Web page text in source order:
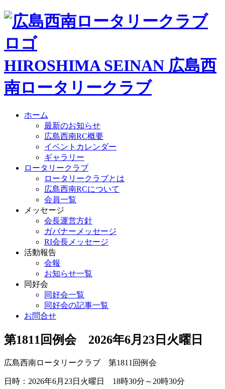
HIROSHIMA SEINAN 広島西
南ロータリークラブ
ホーム
最新のお知らせ
広島西南RC概要
イベントカレンダー
ギャラリー
ロータリークラブ
ロータリークラブとは
広島西南RCについて
会員一覧
メッセージ
会長運営方針
ガバナーメッセージ
RI会長メッセージ
活動報告
会報
お知らせ一覧
同好会
同好会一覧
同好会の記事一覧
お問合せ
第1811回例会 2026年6月23日火曜日
広島西南ロータリークラブ 第1811回例会
日時：2026年6月23日火曜日 18時30分～20時30分